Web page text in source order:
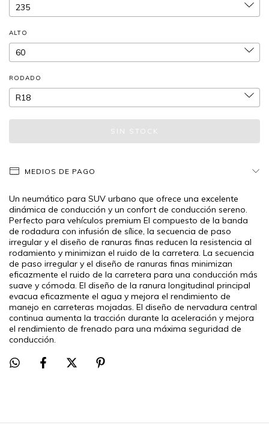
ALTO
RODADO
MEDIOS DE PAGO
Un neumático para SUV urbano que ofrece una excelente
dinámica de conducción y un confort de conducción sereno.
Perfecto para vehículos premium El compuesto de la banda
de rodadura con infusión de sílice, la secuencia de paso
irregular y el diseño de ranuras finas reducen la resistencia al
rodamiento y minimizan el ruido de la carretera. La secuencia
de paso irregular y el diseño de ranuras finas minimizan
eficazmente el ruido de la carretera para una conducción más
suave y cómoda. El diseño de la ranura longitudinal principal
evacua eficazmente el agua y mejora el rendimiento de
manejo en carreteras mojadas. El diseño de nervadura central
continua aumenta la tracción durante la aceleración y mejora
el rendimiento de frenado para una máxima seguridad de
conducción.